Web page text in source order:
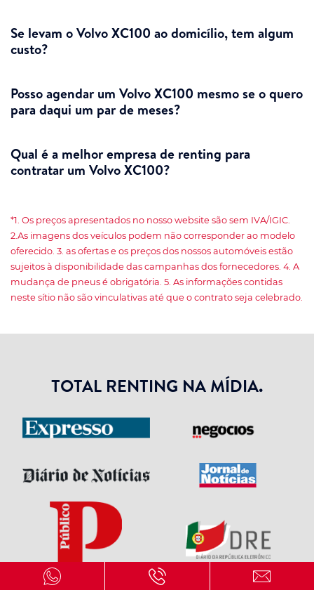
Se levam o Volvo XC100 ao domicílio, tem algum
custo?
Posso agendar um Volvo XC100 mesmo se o quero
para daqui um par de meses?
Qual é a melhor empresa de renting para
contratar um Volvo XC100?
*1. Os preços apresentados no nosso website são sem IVA/IGIC.
2.As imagens dos veículos podem não corresponder ao modelo
oferecido. 3. as ofertas e os preços dos nossos automóveis estão
sujeitos à disponibilidade das campanhas dos fornecedores. 4. A
mudança de pneus é obrigatória. 5. As informações contidas
neste sítio não são vinculativas até que o contrato seja celebrado.
TOTAL RENTING NA MÍDIA.